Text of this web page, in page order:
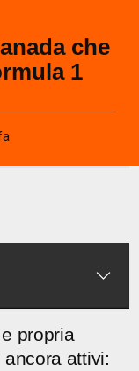
che
1
propria
attivi: